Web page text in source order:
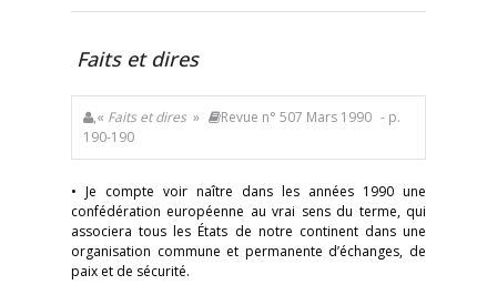
Faits et dires
,« Faits et dires » Revue n° 507 Mars 1990 - p.
190-190
• Je compte voir naître dans les années 1990 une
confédération européenne au vrai sens du terme, qui
associera tous les États de notre continent dans une
organisation commune et permanente d’échanges, de
paix et de sécurité.